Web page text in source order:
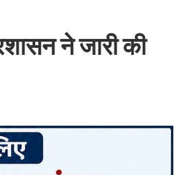
ने जारी की